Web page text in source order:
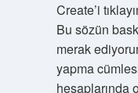
Create’i
Bu sözün
merak
yapma
hesaplarında